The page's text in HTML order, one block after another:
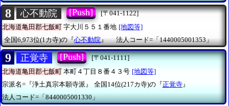
8 心不動院 [Push]
[〒041-1122]
北海道亀田郡七飯町 字大川５５１番地 [地図等]
全国6,973位(1カ寺)の『心不動院』 法人コード=「1440005001353」
9 正覚寺 [Push]
[〒041-1111]
北海道亀田郡七飯町 本町４丁目８番４３号 [地図等]
宗派名=『浄土真宗本願寺派』
全国14位(217カ寺)の『正覚寺』
法人コード=「8440005001330」